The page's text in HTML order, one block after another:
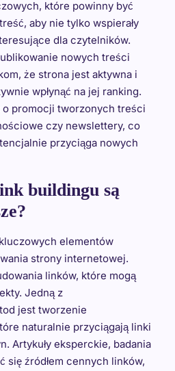
które powinny być
aby nie tylko wspierały
dla czytelników.
nowych treści
że strona jest aktywna i
wpłynąć na jej ranking.
o promocji tworzonych treści
czy newslettery, co
przyciąga nowych
buildingu są
elementów
strony internetowej.
linków, które mogą
Jedną z
jest tworzenie
naturalnie przyciągają linki
Artykuły eksperckie, badania
się źródłem cennych linków,